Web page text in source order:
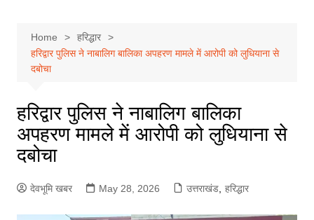
Home
हरिद्धार
हरिद्वार पुलिस ने नाबालिग बालिका अपहरण मामले में आरोपी को लुधियाना से
दबोचा
हरिद्वार पुलिस ने नाबालिग बालिका
अपहरण मामले में आरोपी को लुधियाना से
दबोचा
देवभूमि खबर May 28, 2026 उत्तराखंड, हरिद्धार